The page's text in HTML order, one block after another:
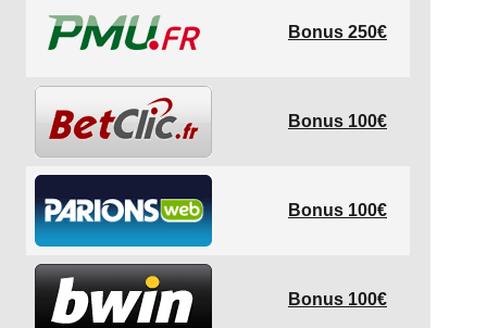
Bonus 250€
Bonus 100€
Bonus 100€
Bonus 100€